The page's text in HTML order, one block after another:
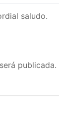
saludo.
publicada.